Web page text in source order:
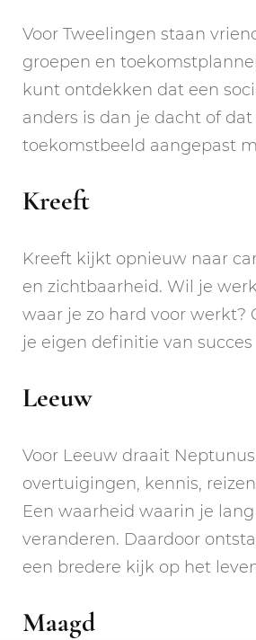
Voor Tweelingen staan
groepen en
kunt ontdekken dat een
anders is dan je dacht of dat
toekomstbeeld aangepast
Kreeft
Kreeft kijkt opnieuw naar
en zichtbaarheid. Wil je
waar je zo hard voor werkt?
je eigen definitie van
Leeuw
Voor Leeuw draait
overtuigingen, kennis,
Een waarheid waarin je
veranderen. Daardoor
een bredere kijk op het
Maagd